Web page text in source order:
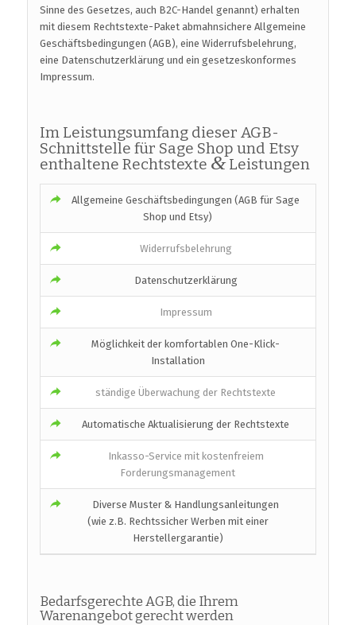
Sinne des Gesetzes, auch B2C-Handel genannt) erhalten
mit diesem Rechtstexte-Paket abmahnsichere Allgemeine
Geschäftsbedingungen (AGB), eine Widerrufsbelehrung,
eine Datenschutzerklärung und ein gesetzeskonformes
Impressum.
Im Leistungsumfang dieser AGB-
Schnittstelle für Sage Shop und Etsy
enthaltene Rechtstexte &Leistungen
Allgemeine Geschäftsbedingungen (AGB für Sage
Shop und Etsy)
Widerrufsbelehrung
Datenschutzerklärung
Impressum
Möglichkeit der komfortablen One-Klick-
Installation
ständige Überwachung der Rechtstexte
Automatische Aktualisierung der Rechtstexte
Inkasso-Service mit kostenfreiem
Forderungsmanagement
Diverse Muster & Handlungsanleitungen
(wie z.B. Rechtssicher Werben mit einer
Herstellergarantie)
Bedarfsgerechte AGB, die Ihrem
Warenangebot gerecht werden